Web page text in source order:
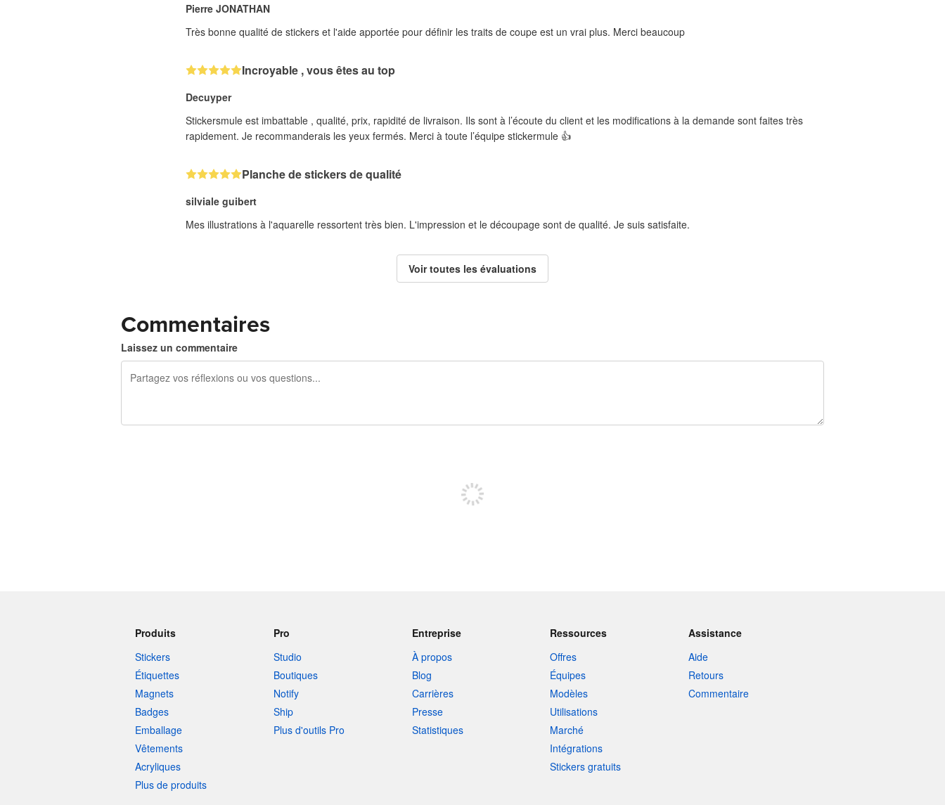
Pierre JONATHAN
Très bonne qualité de stickers et l'aide apportée pour définir les traits de coupe est un vrai plus. Merci beaucoup
Incroyable , vous êtes au top
Decuyper
Stickersmule est imbattable , qualité, prix, rapidité de livraison. Ils sont à l’écoute du client et les modifications à la demande sont faites très
rapidement. Je recommanderais les yeux fermés. Merci à toute l’équipe stickermule 👍
Planche de stickers de qualité
silviale guibert
Mes illustrations à l'aquarelle ressortent très bien. L'impression et le découpage sont de qualité. Je suis satisfaite.
Voir toutes les évaluations
Commentaires
Laissez un commentaire
Produits
Stickers
Étiquettes
Magnets
Badges
Emballage
Vêtements
Acryliques
Plus de produits
Pro
Studio
Boutiques
Notify
Ship
Plus d'outils Pro
Entreprise
À propos
Blog
Carrières
Presse
Statistiques
Ressources
Offres
Équipes
Modèles
Utilisations
Marché
Intégrations
Stickers gratuits
Assistance
Aide
Retours
Commentaire